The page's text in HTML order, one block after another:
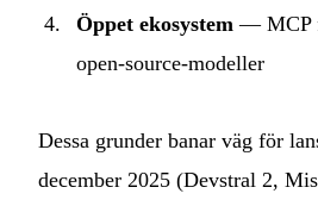
Öppet ekosystem — MCP
open-source-modeller
Dessa grunder banar väg för
december 2025 (Devstral 2,